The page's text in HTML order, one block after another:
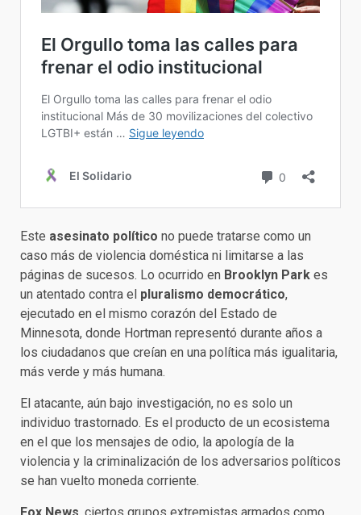
Este asesinato político no puede tratarse como un
caso más de violencia doméstica ni limitarse a las
páginas de sucesos. Lo ocurrido en Brooklyn Park es
un atentado contra el pluralismo democrático,
ejecutado en el mismo corazón del Estado de
Minnesota, donde Hortman representó durante años a
los ciudadanos que creían en una política más igualitaria,
más verde y más humana.
El atacante, aún bajo investigación, no es solo un
individuo trastornado. Es el producto de un ecosistema
en el que los mensajes de odio, la apología de la
violencia y la criminalización de los adversarios políticos
se han vuelto moneda corriente.